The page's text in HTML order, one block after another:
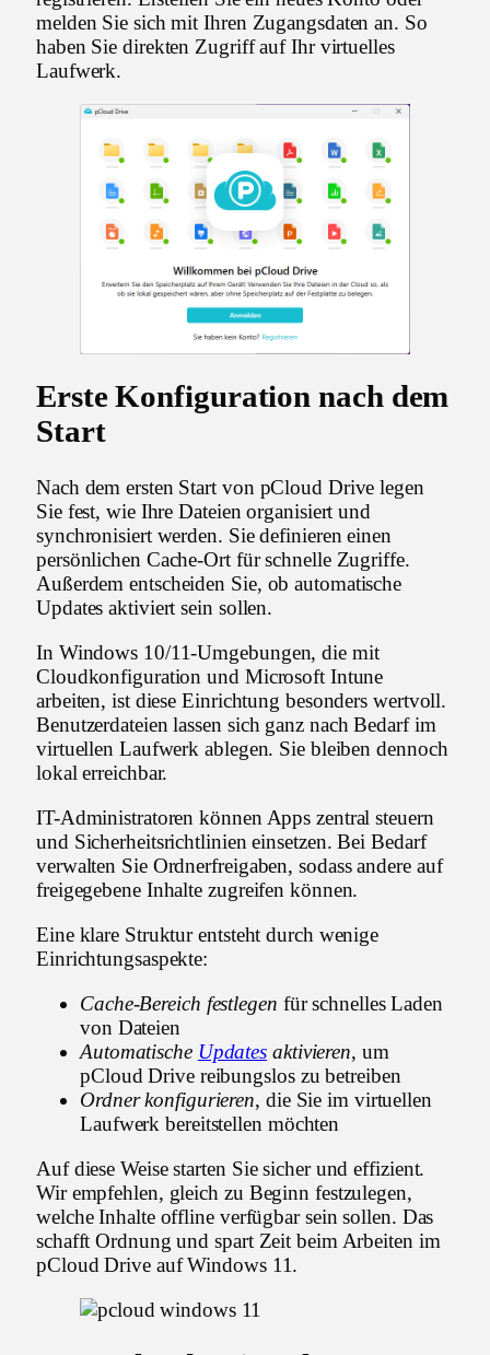
melden Sie sich mit Ihren Zugangsdaten an. So
haben Sie direkten Zugriff auf Ihr virtuelles
Laufwerk.
Erste Konfiguration nach dem
Start
Nach dem ersten Start von pCloud Drive legen
Sie fest, wie Ihre Dateien organisiert und
synchronisiert werden. Sie definieren einen
persönlichen Cache-Ort für schnelle Zugriffe.
Außerdem entscheiden Sie, ob automatische
Updates aktiviert sein sollen.
In Windows 10/11-Umgebungen, die mit
Cloudkonfiguration und Microsoft Intune
arbeiten, ist diese Einrichtung besonders wertvoll.
Benutzerdateien lassen sich ganz nach Bedarf im
virtuellen Laufwerk ablegen. Sie bleiben dennoch
lokal erreichbar.
IT-Administratoren können Apps zentral steuern
und Sicherheitsrichtlinien einsetzen. Bei Bedarf
verwalten Sie Ordnerfreigaben, sodass andere auf
freigegebene Inhalte zugreifen können.
Eine klare Struktur entsteht durch wenige
Einrichtungsaspekte:
Cache-Bereich festlegen für schnelles Laden
von Dateien
Automatische Updates aktivieren, um
pCloud Drive reibungslos zu betreiben
Ordner konfigurieren, die Sie im virtuellen
Laufwerk bereitstellen möchten
Auf diese Weise starten Sie sicher und effizient.
Wir empfehlen, gleich zu Beginn festzulegen,
welche Inhalte offline verfügbar sein sollen. Das
schafft Ordnung und spart Zeit beim Arbeiten im
pCloud Drive auf Windows 11.